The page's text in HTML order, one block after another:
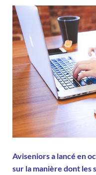
Aviseniors a lancé en
sur la manière dont